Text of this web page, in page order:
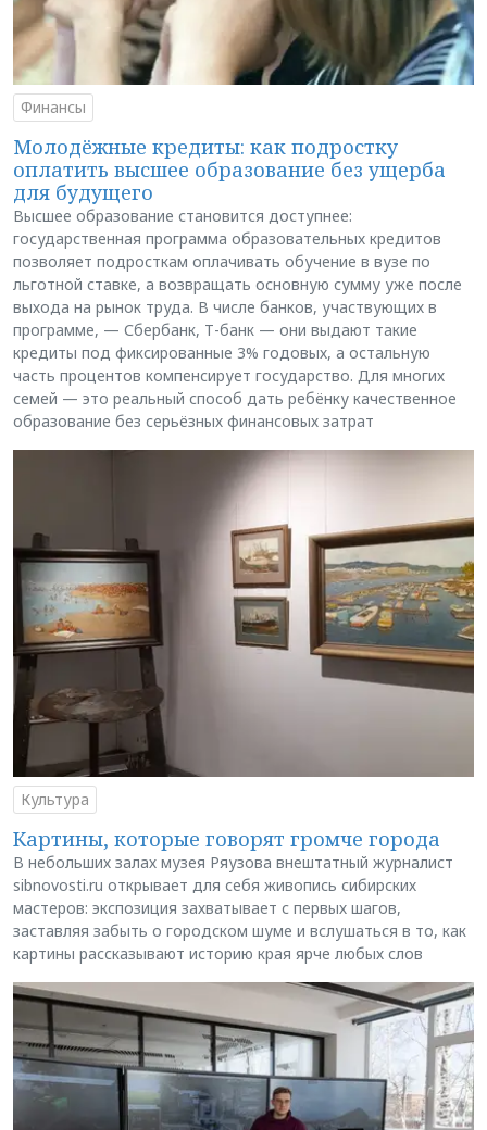
Финансы
Молодёжные кредиты: как подростку
оплатить высшее образование без ущерба
для будущего
Высшее образование становится доступнее:
государственная программа образовательных кредитов
позволяет подросткам оплачивать обучение в вузе по
льготной ставке, а возвращать основную сумму уже после
выхода на рынок труда. В числе банков, участвующих в
программе, — Сбербанк, Т-банк — они выдают такие
кредиты под фиксированные 3% годовых, а остальную
часть процентов компенсирует государство. Для многих
семей — это реальный способ дать ребёнку качественное
образование без серьёзных финансовых затрат
Культура
Картины, которые говорят громче города
В небольших залах музея Ряузова внештатный журналист
sibnovosti.ru открывает для себя живопись сибирских
мастеров: экспозиция захватывает с первых шагов,
заставляя забыть о городском шуме и вслушаться в то, как
картины рассказывают историю края ярче любых слов